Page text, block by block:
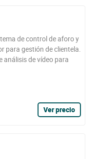
de control de aforo y
para gestión de clientela.
análisis de vídeo para
Ver precio